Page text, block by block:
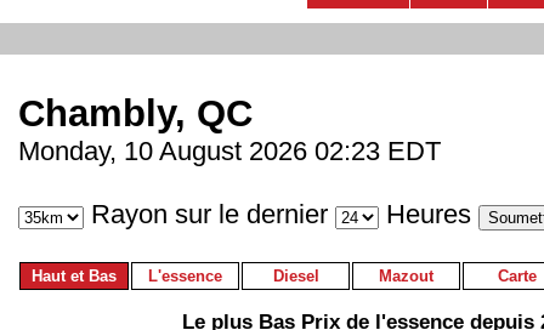
Chambly, QC
Monday, 10 August 2026 02:23 EDT
Rayon sur le dernier Heures
Haut et Bas L'essence Diesel Mazout Carte
Le plus Bas Prix de l'essence depuis